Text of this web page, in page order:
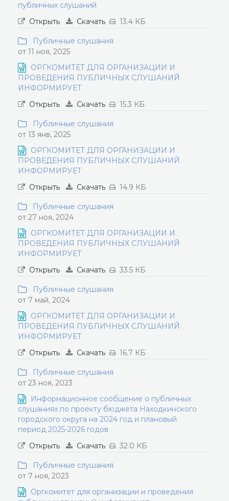
публичных слушаний
Открыть
Скачать 13.4 КБ
Публичные слушания
от 11 ноя, 2025
ОРГКОМИТЕТ ДЛЯ ОРГАНИЗАЦИИ И
ПРОВЕДЕНИЯ ПУБЛИЧНЫХ СЛУШАНИЙ
ИНФОРМИРУЕТ
Открыть
Скачать 15.3 КБ
Публичные слушания
от 13 янв, 2025
ОРГКОМИТЕТ ДЛЯ ОРГАНИЗАЦИИ И
ПРОВЕДЕНИЯ ПУБЛИЧНЫХ СЛУШАНИЙ
ИНФОРМИРУЕТ
Открыть
Скачать 14.9 КБ
Публичные слушания
от 27 ноя, 2024
ОРГКОМИТЕТ ДЛЯ ОРГАНИЗАЦИИ И
ПРОВЕДЕНИЯ ПУБЛИЧНЫХ СЛУШАНИЙ
ИНФОРМИРУЕТ
Открыть
Скачать 33.5 КБ
Публичные слушания
от 7 май, 2024
ОРГКОМИТЕТ ДЛЯ ОРГАНИЗАЦИИ И
ПРОВЕДЕНИЯ ПУБЛИЧНЫХ СЛУШАНИЙ
ИНФОРМИРУЕТ
Открыть
Скачать 16.7 КБ
Публичные слушания
от 23 ноя, 2023
Информационное сообщение о публичных
слушаниях по проекту бюджета Находкинского
городского округа на 2024 год и плановый
период 2025-2026 годов
Открыть
Скачать 32.0 КБ
Публичные слушания
от 7 ноя, 2023
Оргкомитет для организации и проведения